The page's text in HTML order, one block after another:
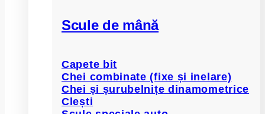
Scule de mână
Capete bit
Chei combinate (fixe și inelare)
Chei și șurubelnițe dinamometrice
Clești